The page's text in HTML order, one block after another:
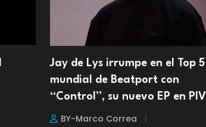
Jay de Lys irrumpe en el Top 5
mundial de Beatport con
“Control”, su nuevo EP en PIV
BY-Marco Correa